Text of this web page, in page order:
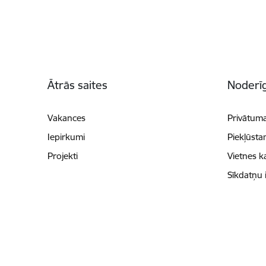
Ātrās saites
Vakances
Iepirkumi
Projekti
Vietnes
Sīkdatņu